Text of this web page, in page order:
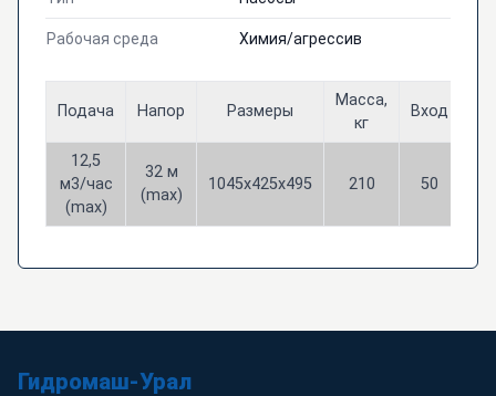
Рабочая среда Химия/агрессив
Подача Напор Размеры
Масса,
кг
Вход
12,5
м3/час
(max)
32 м
(max)
1045х425х495 210 50
Гидромаш-Урал